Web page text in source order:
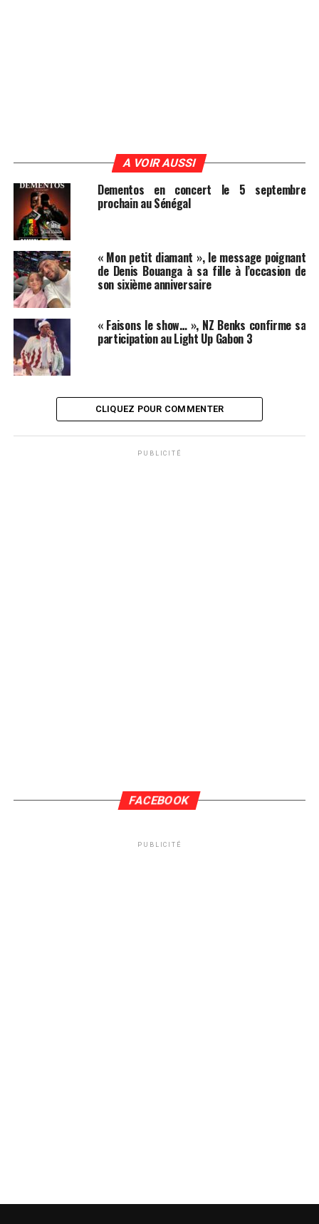
A VOIR AUSSI
Dementos en concert le 5 septembre
prochain au Sénégal
« Mon petit diamant », le message poignant
de Denis Bouanga à sa fille à l’occasion de
son sixième anniversaire
« Faisons le show… », NZ Benks confirme sa
participation au Light Up Gabon 3
CLIQUEZ POUR COMMENTER
PUBLICITÉ
FACEBOOK
PUBLICITÉ